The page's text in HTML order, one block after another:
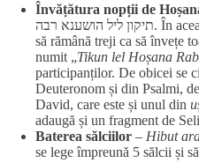
Învățătura nopții de
תיקון ליל הושענא רבה. În această noapte, foarte mulți obișnuiesc
să rămână treji ca să învețe
numit „Tikun lel Hoșana
participanților. De obicei se
Deuteronom și din Psalmi,
David, care este și unul din
adaugă și un fragment de
Baterea sălciilor – Hibut
se lege împreună 5 sălcii și